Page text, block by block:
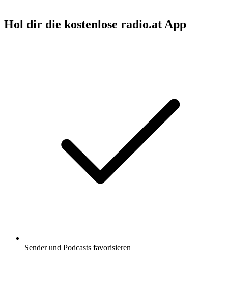
Hol dir die kostenlose radio.at App
Sender und Podcasts favorisieren